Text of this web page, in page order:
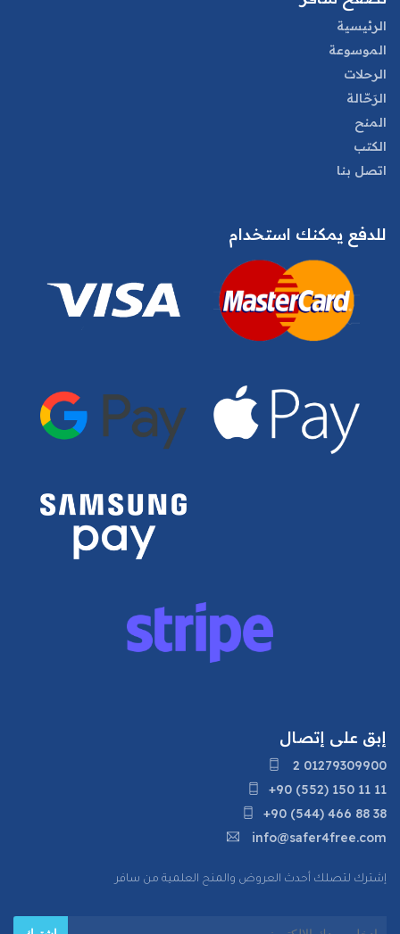
الرئيسية
الموسوعة
الرحلات
الرَحّالة
المنح
الكتب
اتصل بنا
للدفع يمكنك استخدام
إبق على إتصال
2 01279309900
+90 (552) 150 11 11
+90 (544) 466 88 38
info@safer4free.com
إشترك لتصلك أحدث العروض والمنح العلمية من سافر